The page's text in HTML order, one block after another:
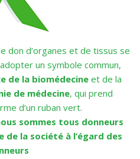
don d’organes et de tissus se
un symbole commun,
de la biomédecine et de la
de médecine, qui prend
d’un ruban vert.
sommes tous donneurs
la société à l’égard des